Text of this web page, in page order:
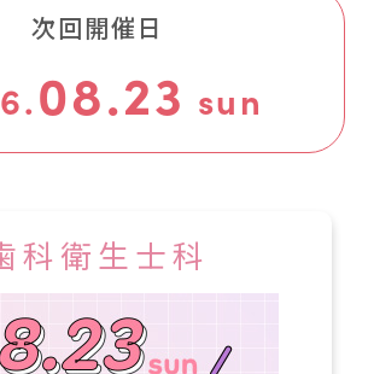
次回開催日
08.23 sun
科衛生士科